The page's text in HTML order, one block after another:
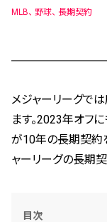
MLB 野球 長期契約
メジャーリーグで
ます。2023年オフ
が10年の長期契約
ャーリーグの長期
目次